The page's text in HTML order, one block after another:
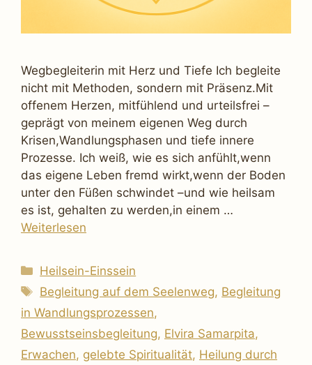
Wegbegleiterin mit Herz und Tiefe Ich begleite
nicht mit Methoden, sondern mit Präsenz.Mit
offenem Herzen, mitfühlend und urteilsfrei –
geprägt von meinem eigenen Weg durch
Krisen,Wandlungsphasen und tiefe innere
Prozesse. Ich weiß, wie es sich anfühlt,wenn
das eigene Leben fremd wirkt,wenn der Boden
unter den Füßen schwindet –und wie heilsam
es ist, gehalten zu werden,in einem …
Weiterlesen
Kategorien
Heilsein-Einssein
Schlagwörter
Begleitung auf dem Seelenweg, Begleitung
in Wandlungsprozessen,
Bewusstseinsbegleitung, Elvira Samarpita,
Erwachen, gelebte Spiritualität, Heilung durch